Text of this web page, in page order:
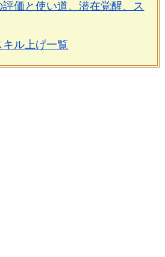
価と使い道、潜在覚醒、ス
ル上げ一覧